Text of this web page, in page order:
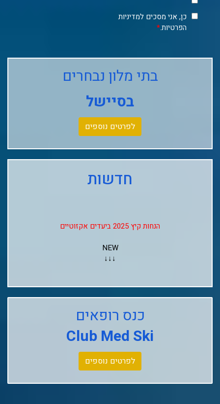
כן, אני מסכים למדיניות
הפרטיות.*
בתי מלון נבחרים
בסיישל
לפרטים נוספים
חדשות
↓↓↓
Club Med L'alpe D'huez
Club Med La Rosiere
Club Med Tignes
Club Med Seychelles
כנס רופאים
Club Med Ski
לפרטים נוספים